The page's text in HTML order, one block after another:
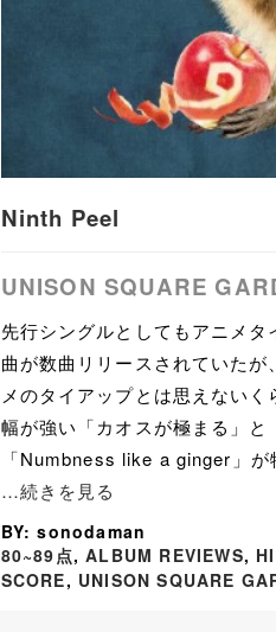
Ninth Peel
UNISON SQUARE
先行シングルとしてもアニメタ
曲が数曲リリースされていたが
メのタイアップとは思えないく
幅が強い「カオスが極まる」と
「Numbness like a ginger」が
…続きを見る
BY: sonodaman
80~89点,ALBUM REVIEWS,
SCORE, UNISON SQUARE